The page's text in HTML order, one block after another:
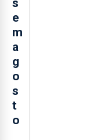
s
e
m
a
g
o
s
t
o